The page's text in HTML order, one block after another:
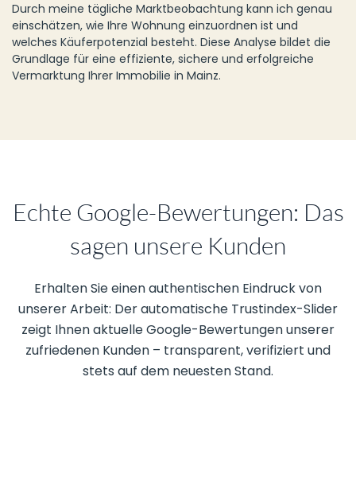
Durch meine tägliche Marktbeobachtung kann ich genau
einschätzen, wie Ihre Wohnung einzuordnen ist und
welches Käuferpotenzial besteht. Diese Analyse bildet die
Grundlage für eine effiziente, sichere und erfolgreiche
Vermarktung Ihrer Immobilie in Mainz.
Echte Google-Bewertungen: Das
sagen unsere Kunden
Erhalten Sie einen authentischen Eindruck von
unserer Arbeit: Der automatische Trustindex-Slider
zeigt Ihnen aktuelle Google-Bewertungen unserer
zufriedenen Kunden – transparent, verifiziert und
stets auf dem neuesten Stand.